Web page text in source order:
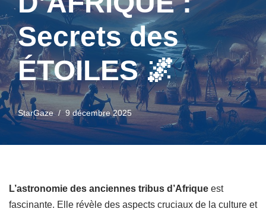
Secrets des
ÉTOILES 🌌
StarGaze 9 décembre 2025
L’astronomie des anciennes tribus d’Afrique est
fascinante. Elle révèle des aspects cruciaux de la culture et